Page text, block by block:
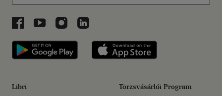
Libri a Facebookon
Libri a Youtube-on
Libri az Instagramon
Libri a LinkedInen
Libri applikáció Szerezd meg: Google
Libri Törzsvásárlói Program